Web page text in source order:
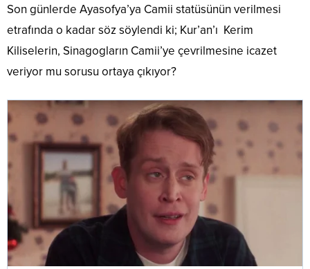
Son günlerde Ayasofya’ya Camii statüsünün verilmesi
etrafında o kadar söz söylendi ki; Kur’an’ı Kerim
Kiliselerin, Sinagogların Camii’ye çevrilmesine icazet
veriyor mu sorusu ortaya çıkıyor?